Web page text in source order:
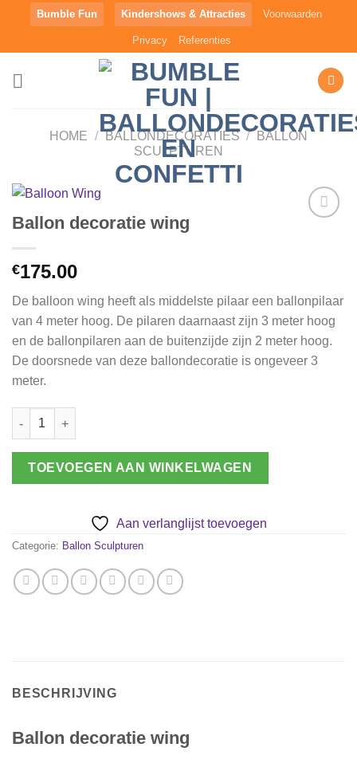
Bumble Fun Kindershows & Attracties Voorwaarden
Privacy Referenties
HOME / BALLONDECORATIES /
BALLON
SCULPTUREN
Ballon decoratie wing
€175.00
De balloon wing heeft als middelste pilaar een ballonpilaar
van 4 meter hoog. De pilaren daarnaast zijn 3 meter hoog
en de ballonpilaren aan de buitenzijde zijn 2 meter hoog.
De doorsnede van deze ballondecoratie is ongeveer 3
meter.
Ballon decoratie wing aantal
TOEVOEGEN AAN WINKELWAGEN
Aan verlanglijst toevoegen
Categorie: Ballon Sculpturen
BESCHRIJVING
Ballon decoratie wing